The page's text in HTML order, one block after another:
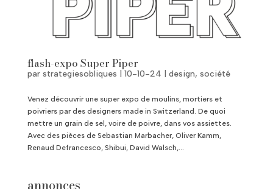
flash-expo Super Piper
par strategiesobliques 10-10-24 design, société
Venez découvrir une super expo de moulins, mortiers et
poivriers par des designers made in Switzerland. De quoi
mettre un grain de sel, voire de poivre, dans vos assiettes.
Avec des pièces de Sebastian Marbacher, Oliver Kamm,
Renaud Defrancesco, Shibui, David Walsch,...
annonces